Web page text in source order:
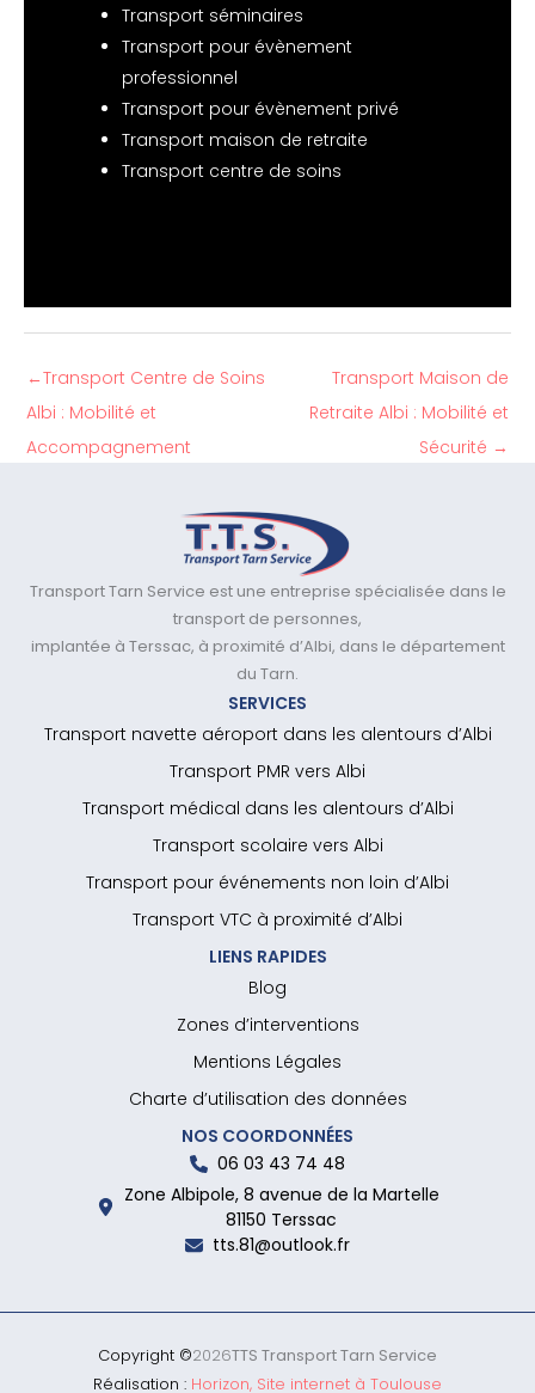
Transport séminaires
Transport pour évènement
professionnel
Transport pour évènement privé
Transport maison de retraite
Transport centre de soins
←Transport Centre de Soins
Albi : Mobilité et
Accompagnement
Transport Maison de
Retraite Albi : Mobilité et
Sécurité →
Transport Tarn Service est une entreprise spécialisée dans le
transport de personnes,
implantée à Terssac, à proximité d’Albi, dans le département
du Tarn.
SERVICES
Transport navette aéroport dans les alentours d’Albi
Transport PMR vers Albi
Transport médical dans les alentours d’Albi
Transport scolaire vers Albi
Transport pour événements non loin d’Albi
Transport VTC à proximité d’Albi
LIENS RAPIDES
Blog
Zones d’interventions
Mentions Légales
Charte d’utilisation des données
NOS COORDONNÉES
06 03 43 74 48
Zone Albipole, 8 avenue de la Martelle
81150 Terssac
tts.81@outlook.fr
Copyright ©2026TTS Transport Tarn Service
Réalisation : Horizon, Site internet à Toulouse